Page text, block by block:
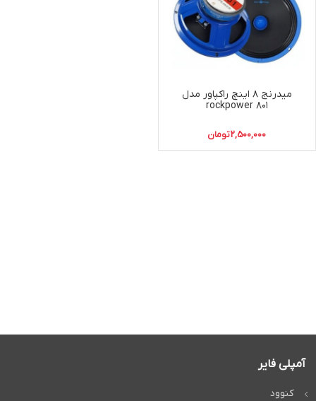
میدرنج ۸ اینچ راکپاور مدل
۸۰۱ rockpower
2,500,000تومان
آمپلی فایر
کنوود